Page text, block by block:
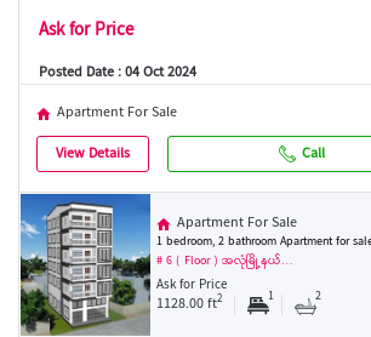
Ask for Price
Posted Date : 04 Oct 2024
Apartment For Sale
View Details
Call
Apartment For Sale
1 bedroom, 2 bathroom Apartment for
# 6 ( Floor ) အလုံမြို့နယ်…
Ask for Price
1128.00 ft2 1 2